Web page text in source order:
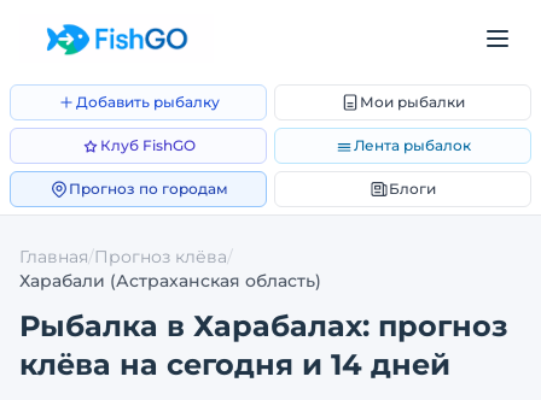
Добавить рыбалку Мои рыбалки
Клуб FishGO Лента рыбалок
Прогноз по городам Блоги
Главная/Прогноз клёва/
Харабали (Астраханская область)
Рыбалка в Харабалах: прогноз
клёва на сегодня и 14 дней